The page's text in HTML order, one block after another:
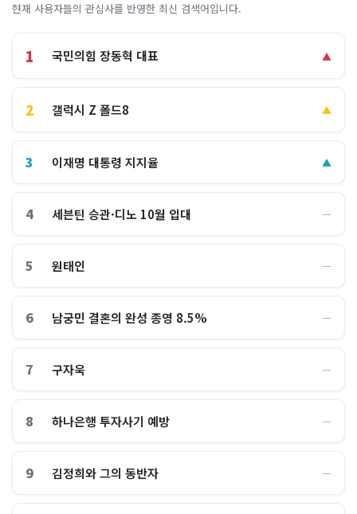
현재 사용자들의 관심사를 반영한 최신 검색어입니다.
1 국민의힘 장동혁 대표 ▲
2 갤럭시 Z 폴드8 ▲
3 이재명 대통령 지지율 ▲
4 세븐틴 승관·디노 10월 입대 ―
5 원태인 ―
6 남궁민 결혼의 완성 종영 8.5% ―
7 구자욱 ―
8 하나은행 투자사기 예방 ―
9 김정희와 그의 동반자 ―